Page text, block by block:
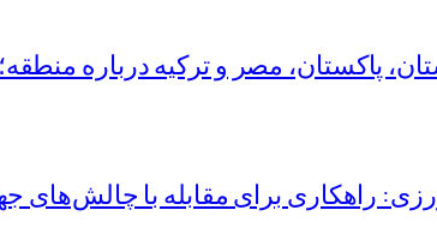
پاکستان، مصر و ترکیه درباره منطقه؛
راهکاری برای مقابله با چالش‌های